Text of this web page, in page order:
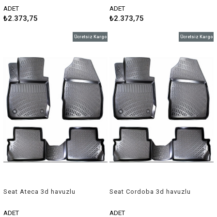
ADET
₺2.373,75
ADET
₺2.373,75
Seat Ateca 3d havuzlu
ADET
Ücretsiz Kargo
Seat Cordoba 3d havuzlu
ADET
Ücretsiz Kargo